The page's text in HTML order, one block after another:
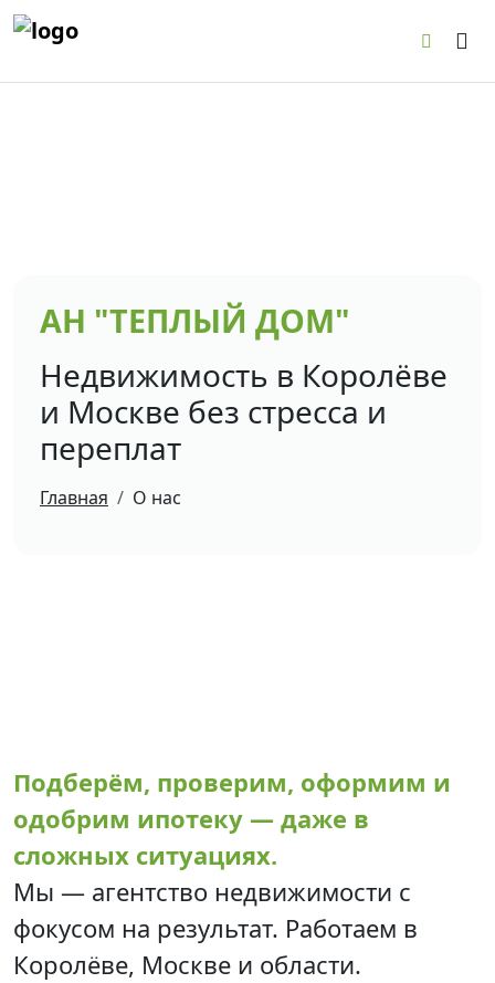
АН "ТЕПЛЫЙ ДОМ"
Недвижимость в Королёве
и Москве без стресса и
переплат
Главная О нас
Подберём, проверим, оформим и
одобрим ипотеку — даже в
сложных ситуациях.
Мы — агентство недвижимости с
фокусом на результат. Работаем в
Королёве, Москве и области.